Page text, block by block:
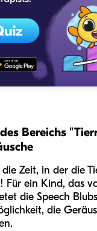
Bereichs
Zeit, in der die
Für ein Kind, das
die Speech
die